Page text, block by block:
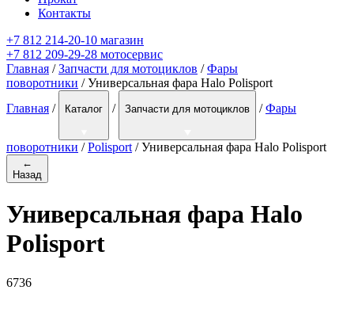
Контакты
+7 812 214-20-10 магазин
+7 812 209-29-28 мотосервис
Главная /Запчасти для мотоциклов /Фары
поворотники / Универсальная фара Halo Polisport
Главная / Каталог / Запчасти для мотоциклов / Фары
поворотники / Polisport / Универсальная фара Halo Polisport
←
Назад
Универсальная фара Halo
Polisport
6736